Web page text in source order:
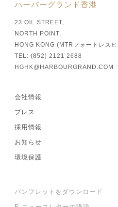
ハーバーグランド香港
23 OIL STREET,
NORTH POINT,
HONG KONG (MTRフォートレス
TEL: (852) 2121 2688
HGHK@HARBOURGRAND.COM
会社情報
プレス
採用情報
お知らせ
環境保護
パンフレットをダウンロード